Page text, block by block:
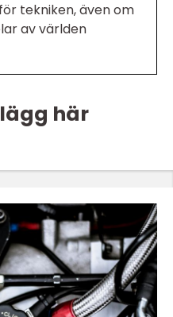
tekniken, även om
av världen
här